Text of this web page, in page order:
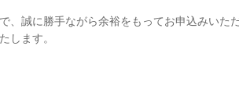
、誠に勝手ながら余裕をもってお申込みいた
します。